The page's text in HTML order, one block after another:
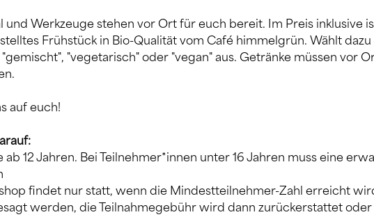
und Werkzeuge stehen vor Ort für euch bereit. Im Preis inklusive
Frühstück in Bio-Qualität vom Café himmelgrün. Wählt
"vegetarisch" oder "vegan" aus. Getränke müssen vor
auf euch!
ab 12 Jahren. Bei Teilnehmer*innen unter 16 Jahren muss eine
findet nur statt, wenn die Mindestteilnehmer-Zahl erreicht
werden, die Teilnahmegebühr wird dann zurückerstattet